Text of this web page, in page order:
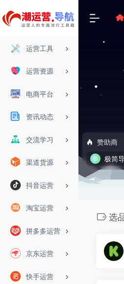
运营工具
运营资源
电商平台
资讯动态
交流学习
渠道货源
抖音运营
淘宝运营
拼多多运营
京东运营
快手运营
赞助商
极简
选